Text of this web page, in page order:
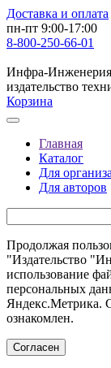
Доставка и оплата
пн-пт 9:00-17:00
8-800-250-66-01
Инфра-Инженерия
издательство
Корзина
Главная
Каталог
Для
Для авторов
Продолжая
"Издательство
использование
персональных
Яндекс.Метрика.
ознакомлен.
Согласен